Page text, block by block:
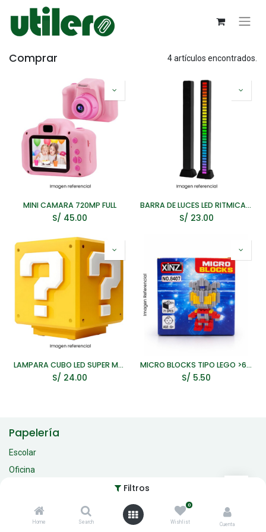
Filtros
Home Search
0
Wishlist Cuenta
Comprar 4 artículos encontrados.
MINI CAMARA 720MP FULL
S/ 45.00
BARRA DE LUCES LED RITMICA RGB RECARGABLE
S/ 23.00
LAMPARA CUBO LED SUPER MARIO BROSS RECARGABLE CON SONIDO
S/ 24.00
MICRO BLOCKS TIPO LEGO >600PCS +6 AÑOS
S/ 5.50
Papelería
Escolar
Oficina